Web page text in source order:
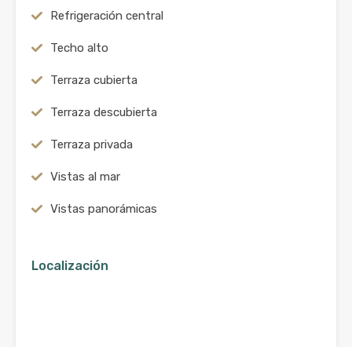
Refrigeración central
Techo alto
Terraza cubierta
Terraza descubierta
Terraza privada
Vistas al mar
Vistas panorámicas
Localización